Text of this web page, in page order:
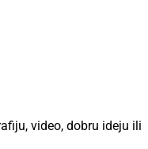
video, dobru ideju ili